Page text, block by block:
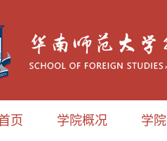
页 学院概况 学